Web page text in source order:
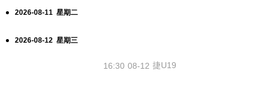
2026-08-11 星期二
2026-08-12 星期三
08-12
16:30 捷U19